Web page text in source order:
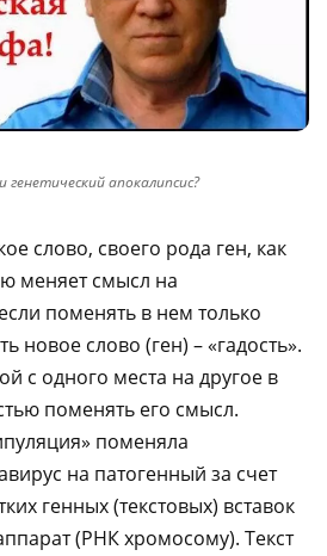
генетический апокалипсис?
слово, своего рода ген, как
меняет смысл на
поменять в нем только
новое слово (ген) – «гадость».
с одного места на другое в
поменять его смысл.
поменяла
на патогенный за счет
генных (текстовых) вставок
(РНК хромосому). Текст